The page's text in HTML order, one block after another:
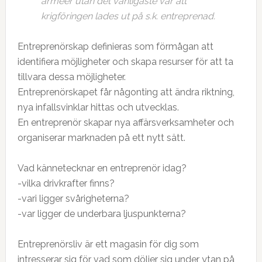
krigföringen lades ut på s.k. entreprenad.
Entreprenörskap definieras som förmågan att
identifiera möjligheter och skapa resurser för att ta
tillvara dessa möjligheter.
Entreprenörskapet får någonting att ändra riktning,
nya infallsvinklar hittas och utvecklas.
En entreprenör skapar nya affärsverksamheter och
organiserar marknaden på ett nytt sätt.
Vad kännetecknar en entreprenör idag?
-vilka drivkrafter finns?
-vari ligger svårigheterna?
-var ligger de underbara ljuspunkterna?
Entreprenörsliv är ett magasin för dig som
intresserar sig för vad som döljer sig under ytan på